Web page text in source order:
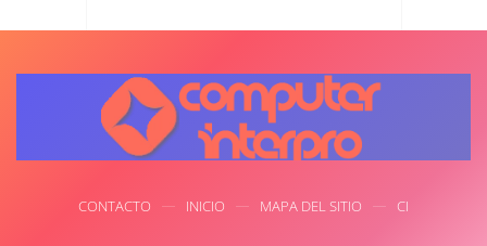
CONTACTO INICIO MAPA DEL SITIO CI